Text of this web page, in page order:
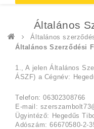
Általános
Általános
Általános Szerződési
1., A jelen Általános
ÁSZF) a Cégnév:
Telefon: 06302308766
E-mail:
Ügyintéző: Hegedűs
Adószám: 66670580-2-